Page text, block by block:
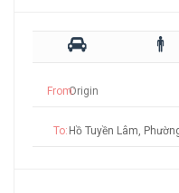
From:
To: